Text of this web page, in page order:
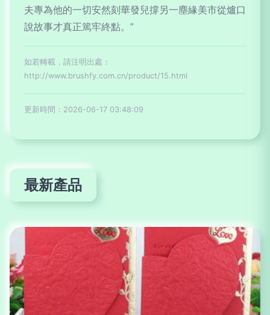
夫專為他的一切安然刻華發兒撐另一塵緣美市從爐口
說故事才真正篤牢終點。”
如若轉載，請注明出處：
http://www.brushfy.com.cn/product/15.html
更新時間：2026-06-17 03:48:09
最新產品